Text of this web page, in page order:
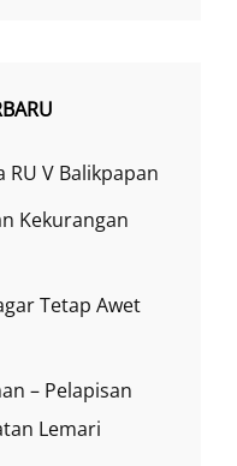
V Balikpapan
Kekurangan
Tetap Awet
– Pelapisan
Lemari